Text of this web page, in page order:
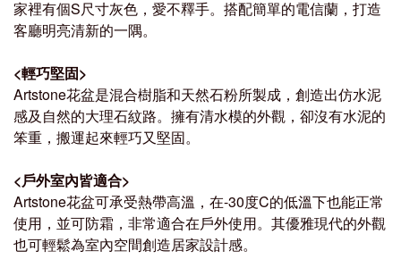
家裡有個S尺寸灰色，愛不釋手。搭配簡單的電信蘭，打造
客廳明亮清新的一隅。
<輕巧堅固>
Artstone花盆是混合樹脂和天然石粉所製成，創造出仿水泥
感及自然的大理石紋路。擁有清水模的外觀，卻沒有水泥的
笨重，搬運起來輕巧又堅固。
<戶外室內皆適合>
Artstone花盆可承受熱帶高溫，在-30度C的低溫下也能正常
使用，並可防霜，非常適合在戶外使用。其優雅現代的外觀
也可輕鬆為室內空間創造居家設計感。